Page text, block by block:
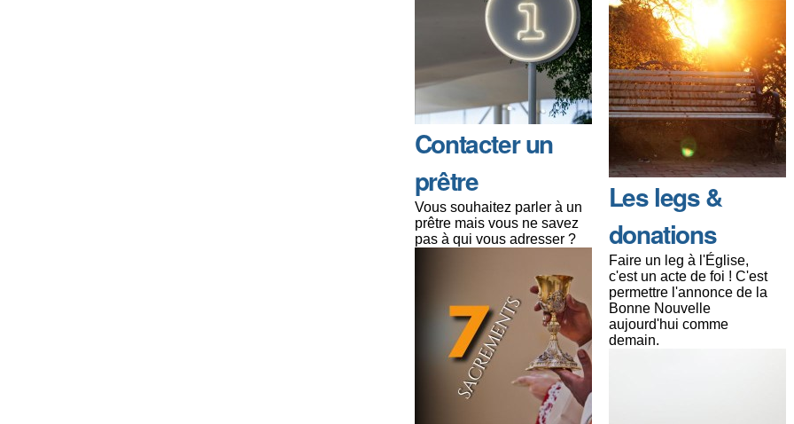
Contacter un
prêtre
Vous souhaitez parler à un
prêtre mais vous ne savez
pas à qui vous adresser ?
Les legs &
donations
Faire un leg à l'Église,
c'est un acte de foi ! C'est
permettre l'annonce de la
Bonne Nouvelle
aujourd'hui comme
demain.